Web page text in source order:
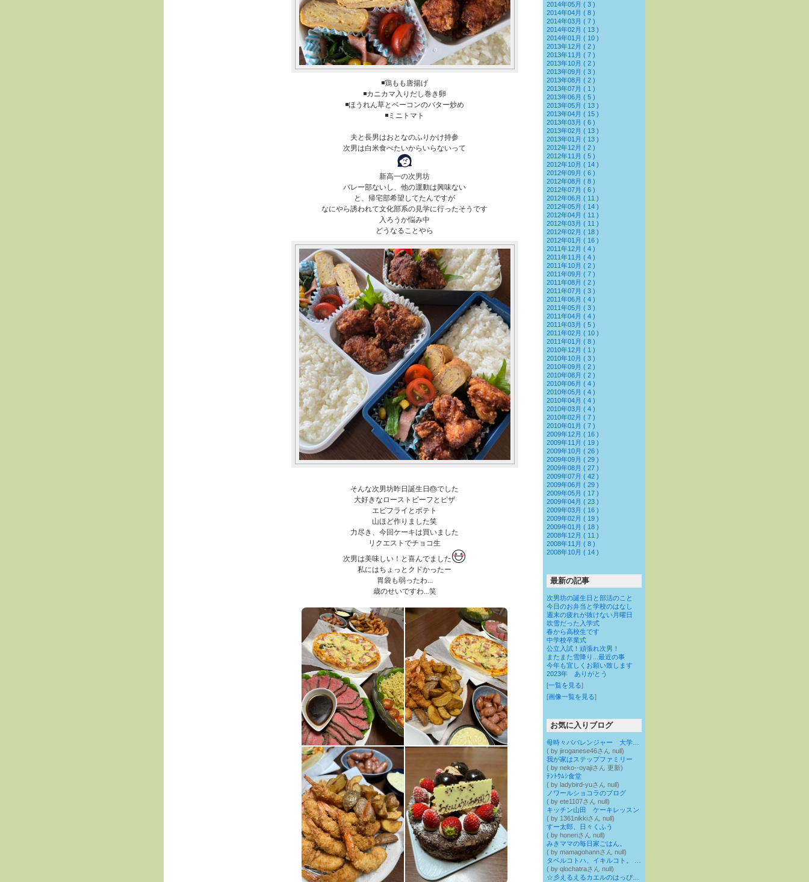
◾️鶏もも唐揚げ
◾️カニカマ入りだし巻き卵
◾️ほうれん草とベーコンのバター炒め
◾️ミニトマト
夫と長男はおとなのふりかけ持参
次男は白米食べたいからいらないって
新高一の次男坊
バレー部ないし、他の運動は興味ない
と、帰宅部希望してたんですが
なにやら誘われて文化部系の見学に行ったそうです
入ろうか悩み中
どうなることやら
そんな次男坊昨日誕生日🎂でした
大好きなローストビーフとピザ
エビフライとポテト
山ほど作りました笑
力尽き、今回ケーキは買いました
リクエストでチョコ生
次男は美味しい！と喜んでました
私にはちょっとクドかったー
胃袋も弱ったわ...
歳のせいですわ...笑
2014年05月 ( 3 )
2014年04月 ( 8 )
2014年03月 ( 7 )
2014年02月 ( 13 )
2014年01月 ( 10 )
2013年12月 ( 2 )
2013年11月 ( 7 )
2013年10月 ( 2 )
2013年09月 ( 3 )
2013年08月 ( 2 )
2013年07月 ( 1 )
2013年06月 ( 5 )
2013年05月 ( 13 )
2013年04月 ( 15 )
2013年03月 ( 6 )
2013年02月 ( 13 )
2013年01月 ( 13 )
2012年12月 ( 2 )
2012年11月 ( 5 )
2012年10月 ( 14 )
2012年09月 ( 6 )
2012年08月 ( 8 )
2012年07月 ( 6 )
2012年06月 ( 11 )
2012年05月 ( 14 )
2012年04月 ( 11 )
2012年03月 ( 11 )
2012年02月 ( 18 )
2012年01月 ( 16 )
2011年12月 ( 4 )
2011年11月 ( 4 )
2011年10月 ( 2 )
2011年09月 ( 7 )
2011年08月 ( 2 )
2011年07月 ( 3 )
2011年06月 ( 4 )
2011年05月 ( 3 )
2011年04月 ( 4 )
2011年03月 ( 5 )
2011年02月 ( 10 )
2011年01月 ( 8 )
2010年12月 ( 1 )
2010年10月 ( 3 )
2010年09月 ( 2 )
2010年08月 ( 2 )
2010年06月 ( 4 )
2010年05月 ( 4 )
2010年04月 ( 4 )
2010年03月 ( 4 )
2010年02月 ( 7 )
2010年01月 ( 7 )
2009年12月 ( 16 )
2009年11月 ( 19 )
2009年10月 ( 26 )
2009年09月 ( 29 )
2009年08月 ( 27 )
2009年07月 ( 42 )
2009年06月 ( 29 )
2009年05月 ( 17 )
2009年04月 ( 23 )
2009年03月 ( 16 )
2009年02月 ( 19 )
2009年01月 ( 18 )
2008年12月 ( 11 )
2008年11月 ( 8 )
2008年10月 ( 14 )
最新の記事
次男坊の誕生日と部活のこと
今日のお弁当と学校のはなし
週末の疲れが抜けない月曜日
吹雪だった入学式
春から高校生です
中学校卒業式
公立入試！頑張れ次男！
またまた雪降り...最近の事
今年も宜しくお願い致します
2023年 ありがとう
[一覧を見る]
[画像一覧を見る]
お気に入りブログ
( by jiroganese46さん null)
我が家はステップファミリー
( by neko--oyajiさん 更新)
ﾃﾝﾄｳﾑｼ食堂
( by ladybird-yuさん null)
ノワールショコラのブログ
( by ete1107さん null)
キッチン山田 ケーキレッスン
( by 1361nikkiさん null)
すー太郎、日々くふう
( by honeriさん null)
みきママの毎日家ごはん。
( by mamagohannさん null)
( by qlochatraさん null)
☆彡えるえるカエルのはっぴー・らいふ☆彡